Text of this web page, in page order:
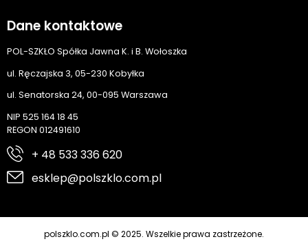
Dane kontaktowe
POL-SZKŁO Spółka Jawna K. i B. Wołoszka
ul. Ręczajska 3, 05-230 Kobyłka
ul. Senatorska 24, 00-095 Warszawa
NIP 525 164 18 45
REGON 012491610
+ 48 533 336 620
esklep@polszklo.com.pl
polszklo.com.pl © 2025. Wszelkie prawa zastrzeżone.